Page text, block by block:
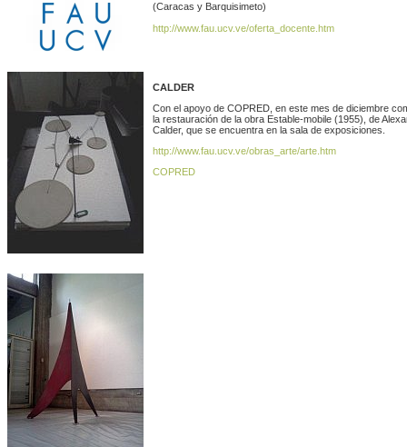
(Caracas y Barquisimeto)
http://www.fau.ucv.ve/oferta_docente.htm
CALDER
Con el apoyo de COPRED, en este mes de diciembre
la restauración de la obra Estable-mobile (1955), de
Calder, que se encuentra en la sala de exposiciones.
http://www.fau.ucv.ve/obras_arte/arte.htm
COPRED